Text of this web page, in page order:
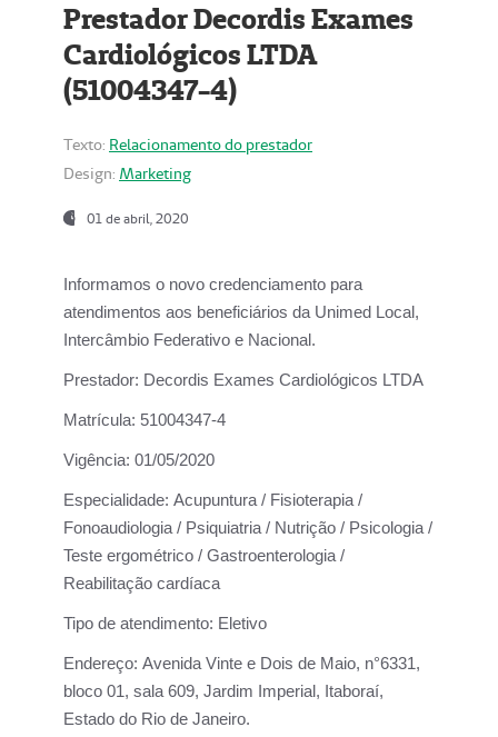
Prestador Decordis Exames
Cardiológicos LTDA
(51004347-4)
Texto: Relacionamento do prestador
Design: Marketing
01 de abril, 2020
Informamos o novo credenciamento para
atendimentos aos beneficiários da Unimed Local,
Intercâmbio Federativo e Nacional.
Prestador: Decordis Exames Cardiológicos LTDA
Matrícula: 51004347-4
Vigência: 01/05/2020
Especialidade: Acupuntura / Fisioterapia /
Fonoaudiologia / Psiquiatria / Nutrição / Psicologia /
Teste ergométrico / Gastroenterologia /
Reabilitação cardíaca
Tipo de atendimento: Eletivo
Endereço: Avenida Vinte e Dois de Maio, n°6331,
bloco 01, sala 609, Jardim Imperial, Itaboraí,
Estado do Rio de Janeiro.